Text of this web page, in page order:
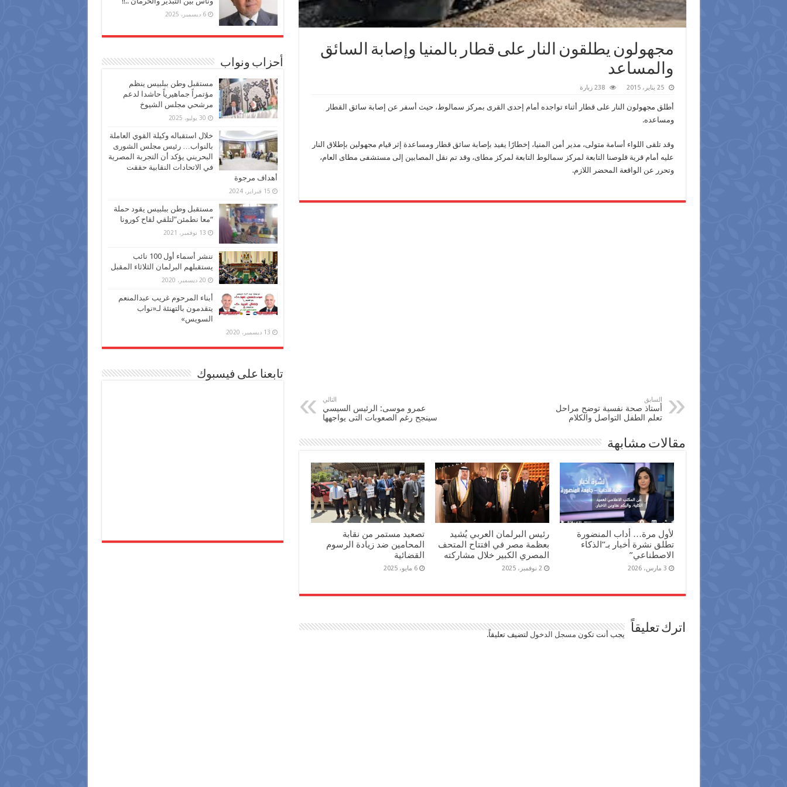
مجهولون يطلقون النار على قطار بالمنيا وإصابة السائق
والمساعد
25 يناير، 2015 238 زيارة
أطلق مجهولون النار على قطار أثناء تواجده أمام إحدى القرى بمركز سمالوط، حيث أسفر عن إصابة سائق القطار
ومساعده.
وقد تلقى اللواء أسامة متولى، مدير أمن المنيا، إخطارًا يفيد بإصابة سائق قطار ومساعدة إثر قيام مجهولين بإطلاق النار
عليه أمام قرية قلوصنا التابعة لمركز سمالوط التابعة لمركز مطاى، وقد تم نقل المصابين إلى مستشفى مطاى العام،
وتحرر عن الواقعة المحضر اللازم.
السابق
أستاذ صحة نفسية توضح مراحل
تعلم الطفل التواصل والكلام
التالي
عمرو موسى: الرئيس السيسي
سينجح رغم الصعوبات التى يواجهها
مقالات مشابهة
لأول مرة… أداب المنضورة
تطلق نشرة أخبار بـ”الذكاء
الاصطناعي”
3 مارس، 2026
رئيس البرلمان العربي يُشيد
بعظمة مصر في افتتاح المتحف
المصري الكبير خلال مشاركته
2 نوفمبر، 2025
تصعيد مستمر من نقابة
المحامين ضد زيادة الرسوم
القضائية
6 مايو، 2025
اترك تعليقاً يجب أنت تكون مسجل الدخول لتضيف تعليقاً.
6 ديسمبر، 2025
أحزاب ونواب
مستقبل وطن ببلبيس ينظم
مؤتمراً جماهيرياً حاشدا لدعم
مرشحي مجلس الشيوخ
30 يوليو، 2025
خلال استقباله وكيلة القوي العاملة
بالنواب… رئيس مجلس الشورى
البحريني يؤكد أن التجربة المصرية
في الاتحادات النقابية حققت
أهداف مرجوة
15 فبراير، 2024
مستقبل وطن ببلبيس يقود حملة
“معا نطمئن”لتلقي لقاح كورونا
13 نوفمبر، 2021
ننشر أسماء أول 100 نائب
يستقبلهم البرلمان الثلاثاء المقبل
20 ديسمبر، 2020
أبناء المرحوم غريب عبدالمنعم
يتقدمون بالتهنئة لـ«نواب
السويس»
13 ديسمبر، 2020
تابعنا على فيسبوك